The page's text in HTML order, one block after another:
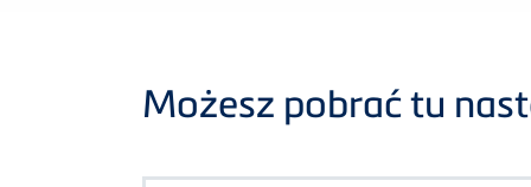
Możesz pobrać tu